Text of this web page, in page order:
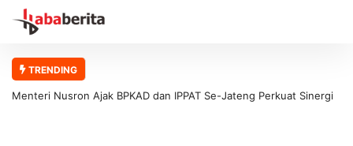
TRENDING
Menteri Nusron Ajak BPKAD dan IPPAT Se-Jateng Perkuat Sinergi